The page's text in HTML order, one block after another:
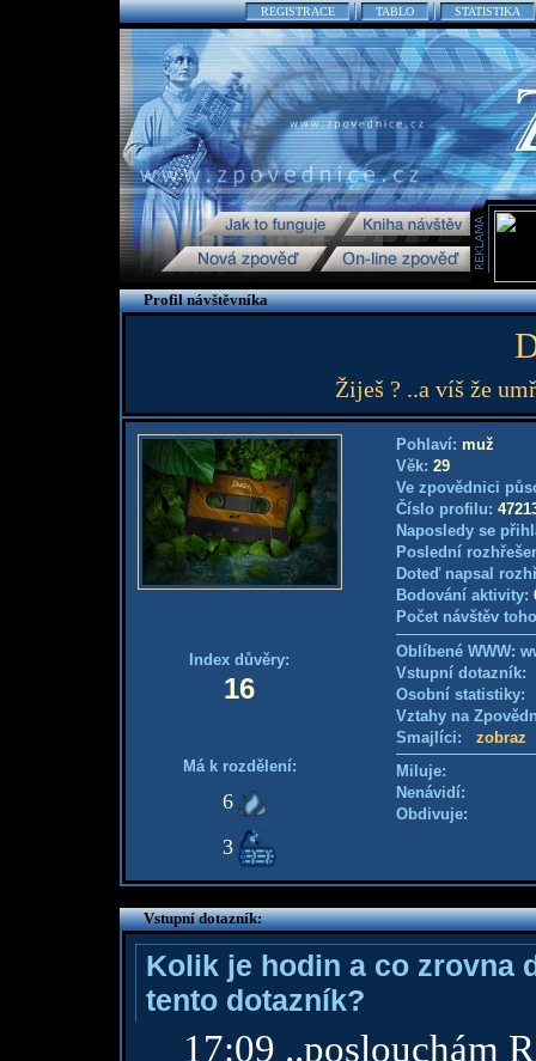
REGISTRACE TABLO STATISTIKA
Profil návštěvníka
Žiješ ? ..a víš že
Index důvěry:
16
Má k rozdělení:
6
3
Pohlaví: muž
Věk: 29
Ve zpovědnici
Číslo profilu:
Naposledy se
Poslední
Doteď napsal
Bodování aktivity:
Počet návštěv
Oblíbené WWW:
Vstupní
Osobní
Vztahy na
Smajlíci: zobraz
Miluje:
Nenávidí:
Obdivuje:
Vstupní dotazník:
Kolik je hodin a co zrovna
tento dotazník?
17:09 ..poslouchám